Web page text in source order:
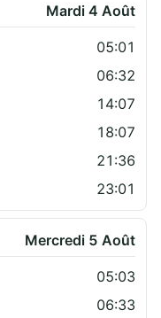
Mardi 4 Août
05:01
06:32
14:07
18:07
21:36
23:01
Mercredi 5 Août
05:03
06:33